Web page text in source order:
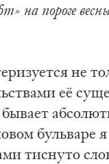
на по­ро­ге
не
её
буль­ва­ре
тис­ну­то